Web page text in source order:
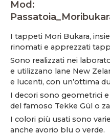
Mod:
I tappeti Mori Bukara,
rinomati e apprezzati
Sono realizzati nei
e utilizzano lane New
e lucenti, con un’ottima
I decori sono geometrici
del famoso Tekke Gùl o
I colori più usati sono
anche avorio blu o verde.